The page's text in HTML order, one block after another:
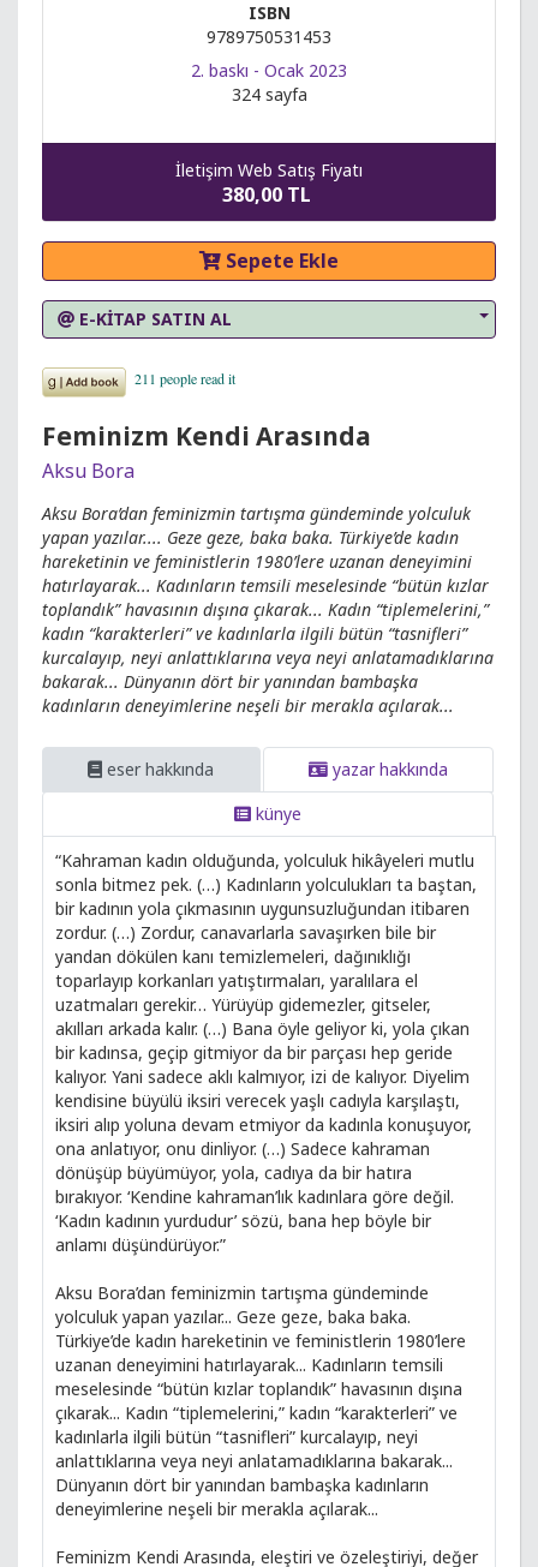
ISBN
9789750531453
2. baskı - Ocak 2023
324 sayfa
İletişim Web Satış Fiyatı
380,00 TL
Sepete Ekle
E-KİTAP SATIN AL
Feminizm Kendi Arasında
Aksu Bora
Aksu Bora’dan feminizmin tartışma gündeminde yolculuk
yapan yazılar.... Geze geze, baka baka. Türkiye’de kadın
hareketinin ve feministlerin 1980’lere uzanan deneyimini
hatırlayarak... Kadınların temsili meselesinde “bütün kızlar
toplandık” havasının dışına çıkarak... Kadın “tiplemelerini,”
kadın “karakterleri” ve kadınlarla ilgili bütün “tasnifleri”
kurcalayıp, neyi anlattıklarına veya neyi anlatamadıklarına
bakarak... Dünyanın dört bir yanından bambaşka
kadınların deneyimlerine neşeli bir merakla açılarak...
eser hakkında
yazar hakkında
künye
“Kahraman kadın olduğunda, yolculuk hikâyeleri mutlu
sonla bitmez pek. (…) Kadınların yolculukları ta baştan,
bir kadının yola çıkmasının uygunsuzluğundan itibaren
zordur. (…) Zordur, canavarlarla savaşırken bile bir
yandan dökülen kanı temizlemeleri, dağınıklığı
toparlayıp korkanları yatıştırmaları, yaralılara el
uzatmaları gerekir… Yürüyüp gidemezler, gitseler,
akılları arkada kalır. (…) Bana öyle geliyor ki, yola çıkan
bir kadınsa, geçip gitmiyor da bir parçası hep geride
kalıyor. Yani sadece aklı kalmıyor, izi de kalıyor. Diyelim
kendisine büyülü iksiri verecek yaşlı cadıyla karşılaştı,
iksiri alıp yoluna devam etmiyor da kadınla konuşuyor,
ona anlatıyor, onu dinliyor. (…) Sadece kahraman
dönüşüp büyümüyor, yola, cadıya da bir hatıra
bırakıyor. ‘Kendine kahraman’lık kadınlara göre değil.
‘Kadın kadının yurdudur’ sözü, bana hep böyle bir
anlamı düşündürüyor.”
Aksu Bora’dan feminizmin tartışma gündeminde
yolculuk yapan yazılar... Geze geze, baka baka.
Türkiye’de kadın hareketinin ve feministlerin 1980’lere
uzanan deneyimini hatırlayarak... Kadınların temsili
meselesinde “bütün kızlar toplandık” havasının dışına
çıkarak... Kadın “tiplemelerini,” kadın “karakterleri” ve
kadınlarla ilgili bütün “tasnifleri” kurcalayıp, neyi
anlattıklarına veya neyi anlatamadıklarına bakarak...
Dünyanın dört bir yanından bambaşka kadınların
deneyimlerine neşeli bir merakla açılarak...
Feminizm Kendi Arasında, eleştiri ve özeleştiriyi, değer